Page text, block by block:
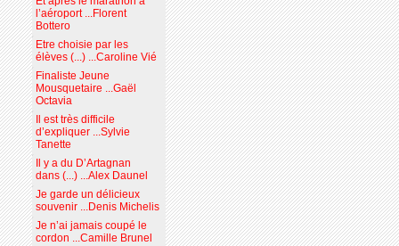
l’aéroport ...Florent
Bottero
Etre choisie par les
élèves (...) ...Caroline Vié
Finaliste Jeune
Mousquetaire ...Gaël
Octavia
Il est très difficile
d’expliquer ...Sylvie
Tanette
Il y a du D’Artagnan
dans (...) ...Alex Daunel
Je garde un délicieux
souvenir ...Denis Michelis
Je n’ai jamais coupé le
cordon ...Camille Brunel